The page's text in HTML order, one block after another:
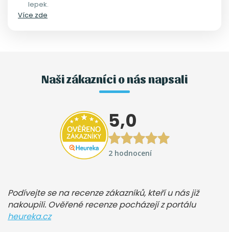
lepek.
Více zde
Naši zákazníci o nás napsali
5,0
2 hodnocení
Podívejte se na recenze zákazníků, kteří u nás již
nakoupili. Ověřené recenze pocházejí z portálu
heureka.cz